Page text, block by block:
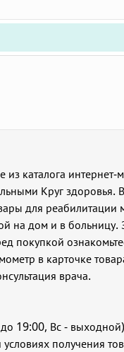
каталога
Круг здоровья.
для
на дом и в
покупкой
в карточке
врача.
19:00, Вс -
получения